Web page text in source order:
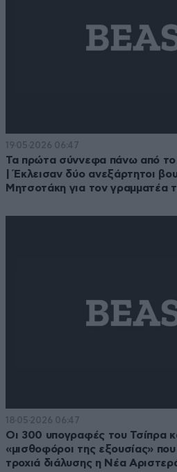
19·05·2026 06:47
Τα πρώτα σύννεφα πάνω από το
| Έκλεισαν δύο ανεξάρτητοι
Μητσοτάκη για τον γραμματέα
18·05·2026 06:47
Οι 300 υπογραφές του Τσίπρα
«μισθοφόροι της εξουσίας»
τροχιά διάλυσης η Νέα